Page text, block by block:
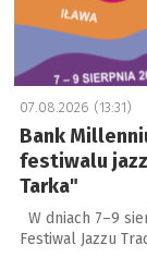
07.08.2026 (13:31)
Bank
festiwalu
Tarka"
W dniach 7–9
Festiwal Jazzu